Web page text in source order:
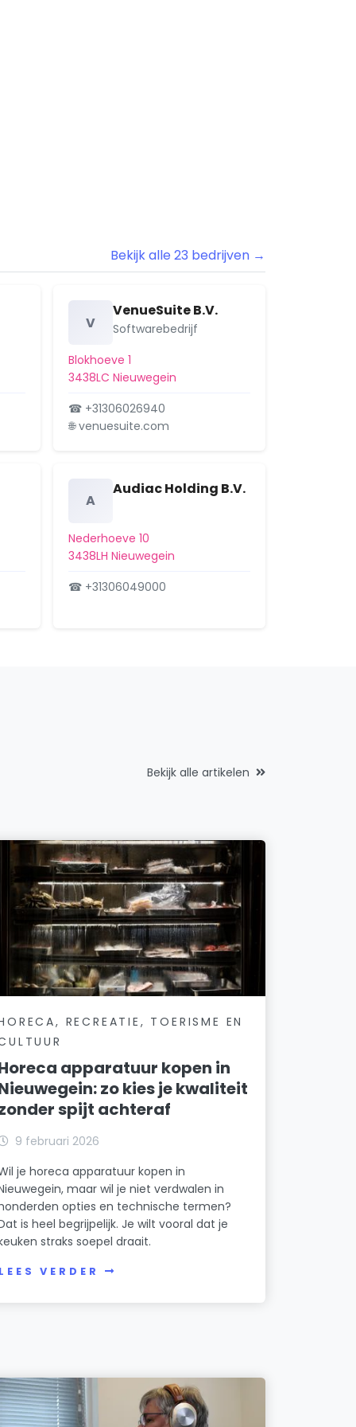
Bekijk alle 23 bedrijven →
V
VenueSuite B.V.
Softwarebedrijf
Blokhoeve 1
3438LC Nieuwegein
☎ +31306026940
🌐 venuesuite.com
A
Audiac Holding B.V.
Nederhoeve 10
3438LH Nieuwegein
☎ +31306049000
Bekijk alle artikelen
RECREATIE, TOERISME EN
apparatuur kopen in
zo kies je kwaliteit
spijt achteraf
9 februari 2026
je horeca apparatuur kopen in
maar wil je niet verdwalen in
opties en technische termen?
is heel begrijpelijk. Je wilt vooral dat je
straks soepel draait.
LEES VERDER